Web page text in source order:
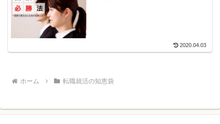
2020.04.03
ホーム 転職就活の知恵袋